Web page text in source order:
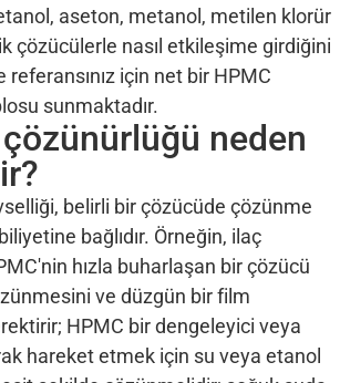
aseton, metanol, metilen klorür
çözücülerle nasıl etkileşime girdiğini
için net bir HPMC
sunmaktadır.
neden
belirli bir çözücüde çözünme
bağlıdır. Örneğin, ilaç
hızla buharlaşan bir çözücü
ve düzgün bir film
HPMC bir dengeleyici veya
hareket etmek için su veya etanol